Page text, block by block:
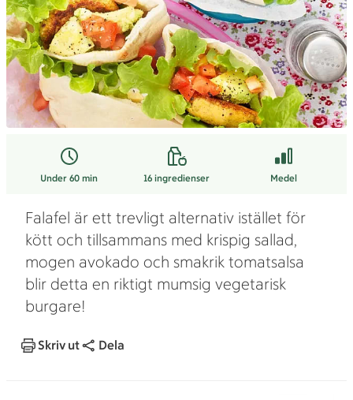
Under 60 min 16 ingredienser Medel
Falafel är ett trevligt alternativ istället för
kött och tillsammans med krispig sallad,
mogen avokado och smakrik tomatsalsa
blir detta en riktigt mumsig vegetarisk
burgare!
Skriv ut Dela